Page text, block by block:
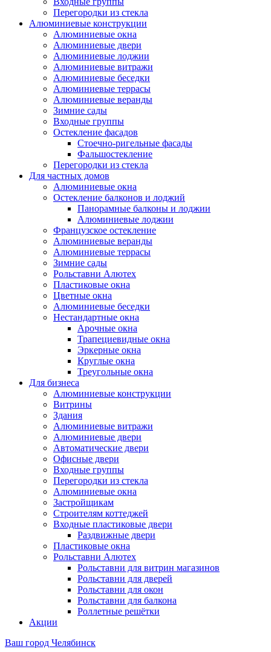
Перегородки из стекла
Алюминиевые конструкции
Алюминиевые окна
Алюминиевые двери
Алюминиевые лоджии
Алюминиевые витражи
Алюминиевые беседки
Алюминиевые террасы
Алюминиевые веранды
Зимние сады
Входные группы
Остекление фасадов
Стоечно-ригельные фасады
Фальшостекление
Перегородки из стекла
Для частных домов
Алюминиевые окна
Остекление балконов и лоджий
Панорамные балконы и лоджии
Алюминиевые лоджии
Французское остекление
Алюминиевые веранды
Алюминиевые террасы
Зимние сады
Рольставни Алютех
Пластиковые окна
Цветные окна
Алюминиевые беседки
Нестандартные окна
Арочные окна
Трапециевидные окна
Эркерные окна
Круглые окна
Треугольные окна
Для бизнеса
Алюминиевые конструкции
Витрины
Здания
Алюминиевые витражи
Алюминиевые двери
Автоматические двери
Офисные двери
Входные группы
Перегородки из стекла
Алюминиевые окна
Застройщикам
Строителям коттеджей
Входные пластиковые двери
Раздвижные двери
Пластиковые окна
Рольставни Алютех
Рольставни для витрин магазинов
Рольставни для дверей
Рольставни для окон
Рольставни для балкона
Роллетные решётки
Акции
Ваш город Челябинск